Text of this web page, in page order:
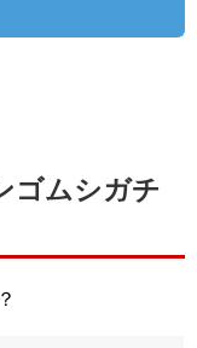
ゴムシガチ